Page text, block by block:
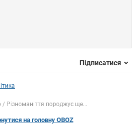
Підписатися
Різноманіття породжує ще...
на головну OBOZ